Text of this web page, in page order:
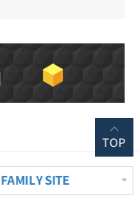
FAMILY SITE
TOP